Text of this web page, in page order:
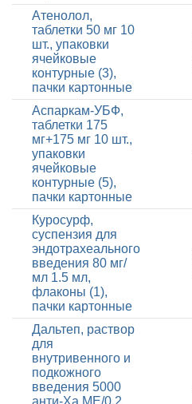
Атенолол,
таблетки 50 мг 10
шт., упаковки
ячейковые
контурные (3),
пачки картонные
Аспаркам-УБФ,
таблетки 175
мг+175 мг 10 шт.,
упаковки
ячейковые
контурные (5),
пачки картонные
Куросурф,
суспензия для
эндотрахеального
введения 80 мг/
мл 1.5 мл,
флаконы (1),
пачки картонные
Дальтеп, раствор
для
внутривенного и
подкожного
введения 5000
анти-Ха МЕ/0.2